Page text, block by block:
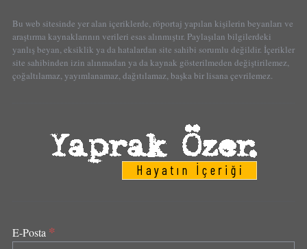
Bu web sitesinde yer alan içeriklerde, röportaj yapılan kişilerin beyanları ve
araştırma kaynaklarının verileri esas alınmıştır. Paylaşılan bilgilerdeki
yanlış beyan, eksiklik ya da hatalardan site sahibi sorumlu değildir. İçerikler
site sahibinden izin alınmadan ya da kaynak gösterilmeden değiştirilemez,
çoğaltılamaz, yayımlanamaz, dağıtılamaz, başka bir lisana çevrilemez.
E-Posta *